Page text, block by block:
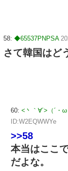
58: ◆65537PNPSA
さて韓国はど
60: <丶｀∀´>（´・
ID:W2EQWWYe
>>58
本当はここ
だよな。